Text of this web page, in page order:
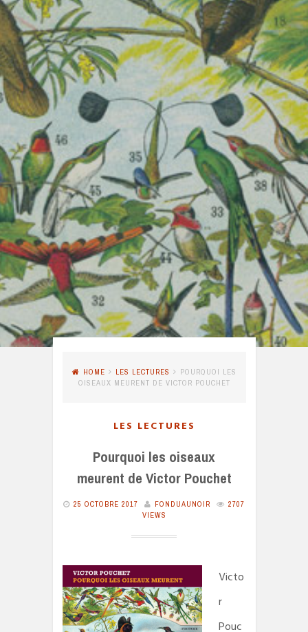
HOME LES LECTURES
POURQUOI LES
OISEAUX MEURENT DE VICTOR POUCHET
LES LECTURES
Pourquoi les oiseaux
meurent de Victor Pouchet
25 OCTOBRE 2017 FONDUAUNOIR
2707
VIEWS
Victo
r
Pouc